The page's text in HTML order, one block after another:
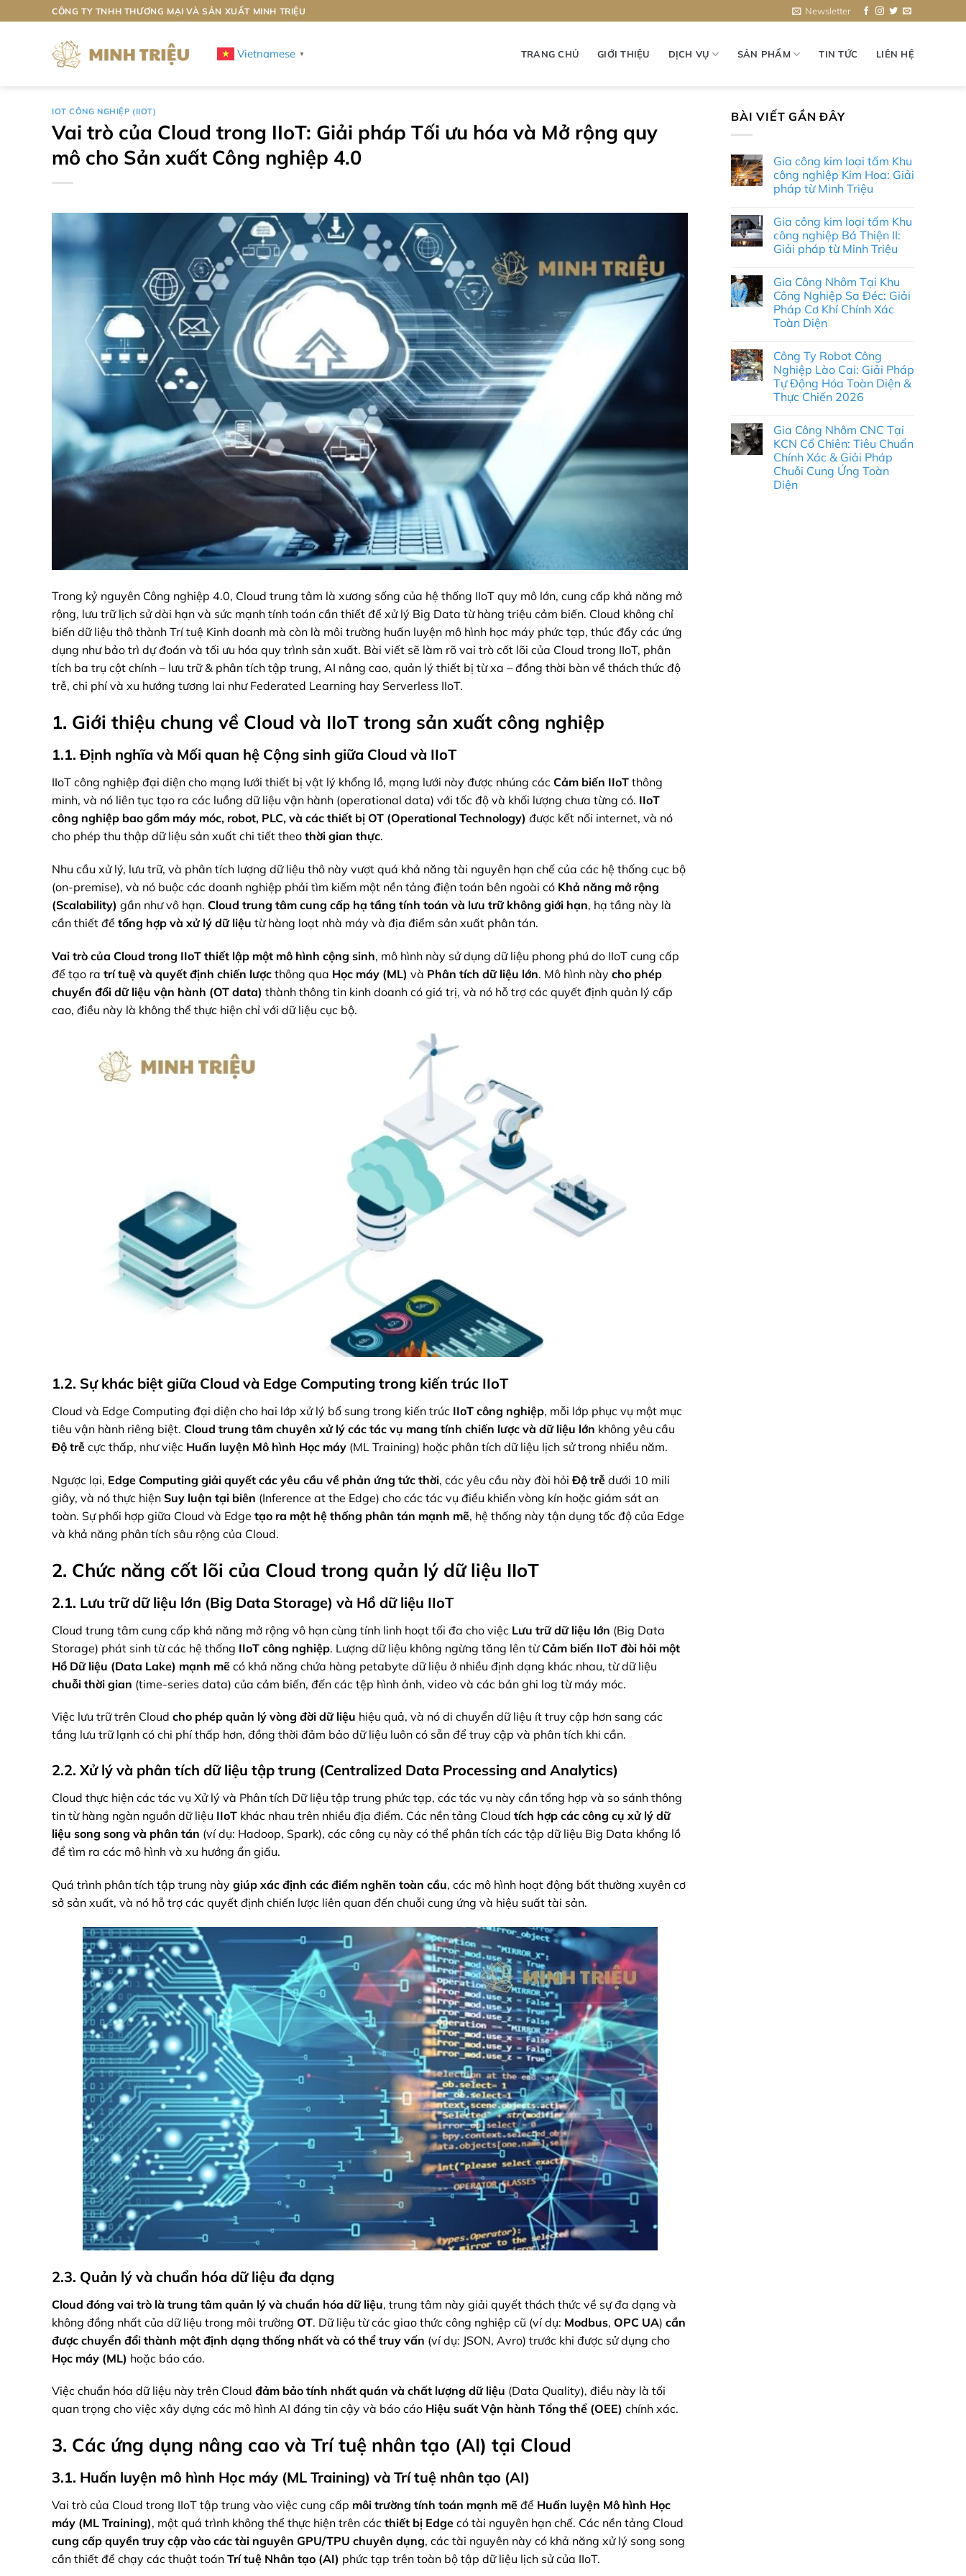
qua
CÔNG TY TNHH THƯƠNG MẠI VÀ SẢN XUẤT MINH TRIỆU Newsletter
Vietnamese ▼ TRANG CHỦ GIỚI THIỆU DỊCH VỤ SẢN PHẨM TIN TỨC LIÊN HỆ
IOT CÔNG NGHIỆP (IIOT)
Vai trò của Cloud trong IIoT: Giải pháp Tối ưu hóa và Mở rộng quy
mô cho Sản xuất Công nghiệp 4.0
Trong kỷ nguyên Công nghiệp 4.0, Cloud trung tâm là xương sống của hệ thống IIoT quy mô lớn, cung cấp khả năng mở
rộng, lưu trữ lịch sử dài hạn và sức mạnh tính toán cần thiết để xử lý Big Data từ hàng triệu cảm biến. Cloud không chỉ
biến dữ liệu thô thành Trí tuệ Kinh doanh mà còn là môi trường huấn luyện mô hình học máy phức tạp, thúc đẩy các ứng
dụng như bảo trì dự đoán và tối ưu hóa quy trình sản xuất. Bài viết sẽ làm rõ vai trò cốt lõi của Cloud trong IIoT, phân
tích ba trụ cột chính – lưu trữ & phân tích tập trung, AI nâng cao, quản lý thiết bị từ xa – đồng thời bàn về thách thức độ
trễ, chi phí và xu hướng tương lai như Federated Learning hay Serverless IIoT.
1. Giới thiệu chung về Cloud và IIoT trong sản xuất công nghiệp
1.1. Định nghĩa và Mối quan hệ Cộng sinh giữa Cloud và IIoT
IIoT công nghiệp đại diện cho mạng lưới thiết bị vật lý khổng lồ, mạng lưới này được nhúng các Cảm biến IIoT thông
minh, và nó liên tục tạo ra các luồng dữ liệu vận hành (operational data) với tốc độ và khối lượng chưa từng có. IIoT
công nghiệp bao gồm máy móc, robot, PLC, và các thiết bị OT (Operational Technology) được kết nối internet, và nó
cho phép thu thập dữ liệu sản xuất chi tiết theo thời gian thực.
Nhu cầu xử lý, lưu trữ, và phân tích lượng dữ liệu thô này vượt quá khả năng tài nguyên hạn chế của các hệ thống cục bộ
(on-premise), và nó buộc các doanh nghiệp phải tìm kiếm một nền tảng điện toán bên ngoài có Khả năng mở rộng
(Scalability) gần như vô hạn. Cloud trung tâm cung cấp hạ tầng tính toán và lưu trữ không giới hạn, hạ tầng này là
cần thiết để tổng hợp và xử lý dữ liệu từ hàng loạt nhà máy và địa điểm sản xuất phân tán.
Vai trò của Cloud trong IIoT thiết lập một mô hình cộng sinh, mô hình này sử dụng dữ liệu phong phú do IIoT cung cấp
để tạo ra trí tuệ và quyết định chiến lược thông qua Học máy (ML) và Phân tích dữ liệu lớn. Mô hình này cho phép
chuyển đổi dữ liệu vận hành (OT data) thành thông tin kinh doanh có giá trị, và nó hỗ trợ các quyết định quản lý cấp
cao, điều này là không thể thực hiện chỉ với dữ liệu cục bộ.
1.2. Sự khác biệt giữa Cloud và Edge Computing trong kiến trúc IIoT
Cloud và Edge Computing đại diện cho hai lớp xử lý bổ sung trong kiến trúc IIoT công nghiệp, mỗi lớp phục vụ một mục
tiêu vận hành riêng biệt. Cloud trung tâm chuyên xử lý các tác vụ mang tính chiến lược và dữ liệu lớn không yêu cầu
Độ trễ cực thấp, như việc Huấn luyện Mô hình Học máy (ML Training) hoặc phân tích dữ liệu lịch sử trong nhiều năm.
Ngược lại, Edge Computing giải quyết các yêu cầu về phản ứng tức thời, các yêu cầu này đòi hỏiĐộ trễ dưới 10 mili
giây, và nó thực hiện Suy luận tại biên (Inference at the Edge) cho các tác vụ điều khiển vòng kín hoặc giám sát an
toàn. Sự phối hợp giữa Cloud và Edge tạo ra một hệ thống phân tán mạnh mẽ, hệ thống này tận dụng tốc độ của Edge
và khả năng phân tích sâu rộng của Cloud.
2. Chức năng cốt lõi của Cloud trong quản lý dữ liệu IIoT
2.1. Lưu trữ dữ liệu lớn (Big Data Storage) và Hồ dữ liệu IIoT
Cloud trung tâm cung cấp khả năng mở rộng vô hạn cùng tính linh hoạt tối đa cho việc Lưu trữ dữ liệu lớn (Big Data
Storage) phát sinh từ các hệ thống IIoT công nghiệp. Lượng dữ liệu không ngừng tăng lên từCảm biến IIoT đòi hỏi một
Hồ Dữ liệu (Data Lake) mạnh mẽ có khả năng chứa hàng petabyte dữ liệu ở nhiều định dạng khác nhau, từ dữ liệu
chuỗi thời gian (time-series data) của cảm biến, đến các tệp hình ảnh, video và các bản ghi log từ máy móc.
Việc lưu trữ trên Cloud cho phép quản lý vòng đời dữ liệu hiệu quả, và nó di chuyển dữ liệu ít truy cập hơn sang các
tầng lưu trữ lạnh có chi phí thấp hơn, đồng thời đảm bảo dữ liệu luôn có sẵn để truy cập và phân tích khi cần.
2.2. Xử lý và phân tích dữ liệu tập trung (Centralized Data Processing and Analytics)
Cloud thực hiện các tác vụ Xử lý và Phân tích Dữ liệu tập trung phức tạp, các tác vụ này cần tổng hợp và so sánh thông
tin từ hàng ngàn nguồn dữ liệu IIoT khác nhau trên nhiều địa điểm. Các nền tảng Cloud tích hợp các công cụ xử lý dữ
liệu song song và phân tán (ví dụ: Hadoop, Spark), các công cụ này có thể phân tích các tập dữ liệu Big Data khổng lồ
để tìm ra các mô hình và xu hướng ẩn giấu.
Quá trình phân tích tập trung này giúp xác định các điểm nghẽn toàn cầu, các mô hình hoạt động bất thường xuyên cơ
sở sản xuất, và nó hỗ trợ các quyết định chiến lược liên quan đến chuỗi cung ứng và hiệu suất tài sản.
2.3. Quản lý và chuẩn hóa dữ liệu đa dạng
Cloud đóng vai trò là trung tâm quản lý và chuẩn hóa dữ liệu, trung tâm này giải quyết thách thức về sự đa dạng và
không đồng nhất của dữ liệu trong môi trường OT. Dữ liệu từ các giao thức công nghiệp cũ (ví dụ: Modbus, OPC UA) cần
được chuyển đổi thành một định dạng thống nhất và có thể truy vấn (ví dụ: JSON, Avro) trước khi được sử dụng cho
Học máy (ML) hoặc báo cáo.
Việc chuẩn hóa dữ liệu này trên Cloud đảm bảo tính nhất quán và chất lượng dữ liệu (Data Quality), điều này là tối
quan trọng cho việc xây dựng các mô hình AI đáng tin cậy và báo cáo Hiệu suất Vận hành Tổng thể (OEE) chính xác.
3. Các ứng dụng nâng cao và Trí tuệ nhân tạo (AI) tại Cloud
3.1. Huấn luyện mô hình Học máy (ML Training) và Trí tuệ nhân tạo (AI)
Vai trò của Cloud trong IIoT tập trung vào việc cung cấp môi trường tính toán mạnh mẽ để Huấn luyện Mô hình Học
máy (ML Training), một quá trình không thể thực hiện trên các thiết bị Edge có tài nguyên hạn chế. Các nền tảng Cloud
cung cấp quyền truy cập vào các tài nguyên GPU/TPU chuyên dụng, các tài nguyên này có khả năng xử lý song song
cần thiết để chạy các thuật toán Trí tuệ Nhân tạo (AI) phức tạp trên toàn bộ tập dữ liệu lịch sử của IIoT.
BÀI VIẾT GẦN ĐÂY
Gia công kim loại tấm Khu
công nghiệp Kim Hoa: Giải
pháp từ Minh Triệu
bình
luận
ở
Gia
loại
tấm
Khu
công
nghiệp
Kim
pháp
từ
Minh
Triệu
Gia công kim loại tấm Khu
công nghiệp Bá Thiện II:
Giải pháp từ Minh Triệu
bình
luận
ở
Gia
công
kim
Khu
công
nghiệp
Bá
Thiện
II:
từ
Minh
Triệu
Gia Công Nhôm Tại Khu
Công Nghiệp Sa Đéc: Giải
Pháp Cơ Khí Chính Xác
Toàn Diện
bình
luận
ở
Gia
Công
Nhôm
Công
Nghiệp
Sa
Đéc:
Giải
Pháp
Cơ
Công Ty Robot Công
Nghiệp Lào Cai: Giải Pháp
Tự Động Hóa Toàn Diện &
Thực Chiến 2026
bình
luận
ở
Công
Ty
Robot
Công
Gia Công Nhôm CNC Tại
KCN Cổ Chiên: Tiêu Chuẩn
Chính Xác & Giải Pháp
Chuỗi Cung Ứng Toàn
Diện